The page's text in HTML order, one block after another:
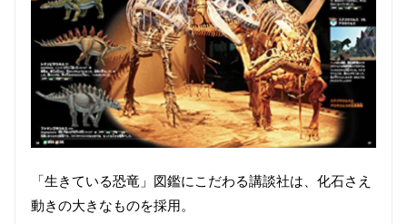
「生きている恐竜」図鑑にこだわる講談社は、化石さえ
動きの大きなものを採用。